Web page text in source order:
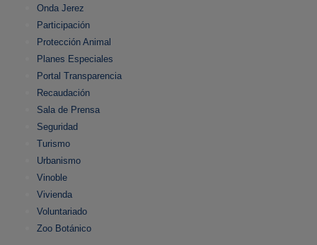
Onda Jerez
Participación
Protección Animal
Planes Especiales
Portal Transparencia
Recaudación
Sala de Prensa
Seguridad
Turismo
Urbanismo
Vinoble
Vivienda
Voluntariado
Zoo Botánico